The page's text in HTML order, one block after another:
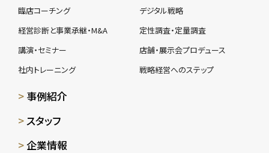
臨店コーチング
経営診断と事業承継・M&A
講演・セミナー
社内トレーニング
デジタル戦略
定性調査・定量調査
店舗・展示会プロデュース
戦略経営へのステップ
事例紹介
スタッフ
企業情報